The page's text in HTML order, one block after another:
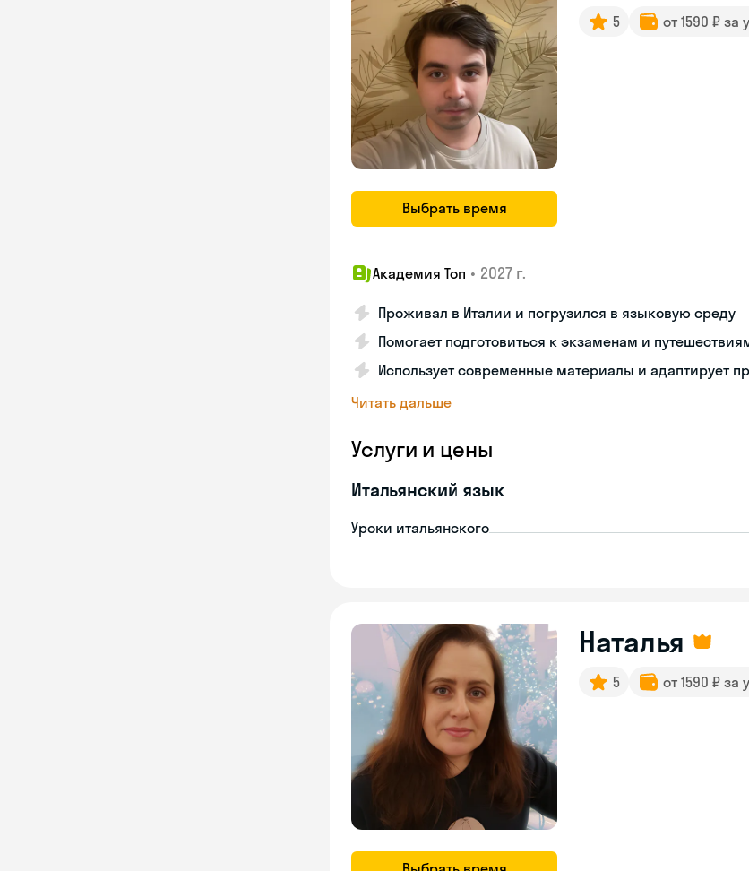
Выбрать время
5 от 1590 ₽ за
Академия Топ • 2027 г.
Проживал в Италии и погрузился в языковую среду
Помогает подготовиться к экзаменам и
Использует современные материалы и адаптирует
Читать дальше
Услуги и цены
Итальянский язык
Уроки итальянского
Наталья
5 от 1590 ₽ за